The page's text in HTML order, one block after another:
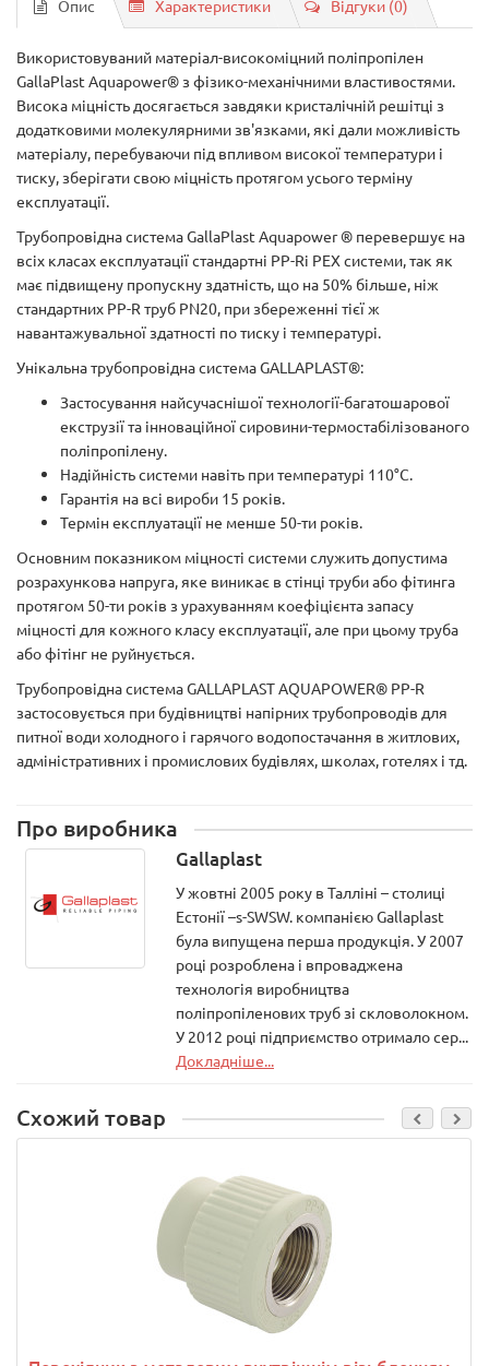
Опис Характеристики Відгуки (0)
Використовуваний матеріал-високоміцний поліпропілен
GallaPlast Aquapower® з фізико-механічними властивостями.
Висока міцність досягається завдяки кристалічній решітці з
додатковими молекулярними зв'язками, які дали можливість
матеріалу, перебуваючи під впливом високої температури і
тиску, зберігати свою міцність протягом усього терміну
експлуатації.
Трубопровідна система GallaPlast Aquapower ® перевершує на
всіх класах експлуатації стандартні PP-Rі PEX системи, так як
має підвищену пропускну здатність, що на 50% більше, ніж
стандартних PP-R труб PN20, при збереженні тієї ж
навантажувальної здатності по тиску і температурі.
Унікальна трубопровідна система GALLAPLAST®:
Застосування найсучаснішої технології-багатошарової
екструзії та інноваційної сировини-термостабілізованого
поліпропілену.
Надійність системи навіть при температурі 110°С.
Гарантія на всі вироби 15 років.
Термін експлуатації не менше 50-ти років.
Основним показником міцності системи служить допустима
розрахункова напруга, яке виникає в стінці труби або фітинга
протягом 50-ти років з урахуванням коефіцієнта запасу
міцності для кожного класу експлуатації, але при цьому труба
або фітінг не руйнується.
Трубопровідна система GALLAPLAST AQUAPOWER® PP-R
застосовується при будівництві напірних трубопроводів для
питної води холодного і гарячого водопостачання в житлових,
адміністративних і промислових будівлях, школах, готелях і тд.
Про виробника
Gallaplast
У жовтні 2005 року в Талліні – столиці
Естонії –s-SWSW. компанією Gallaplast
була випущена перша продукція. У 2007
році розроблена і впроваджена
технологія виробництва
поліпропіленових труб зі скловолокном.
У 2012 році підприємство отримало сер...
Докладніше...
Схожий товар